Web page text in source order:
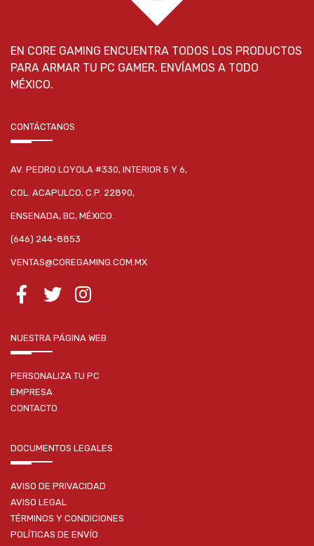
EN CORE GAMING ENCUENTRA TODOS LOS PRODUCTOS
PARA ARMAR TU PC GAMER, ENVÍAMOS A TODO
MÉXICO.
CONTÁCTANOS
AV. PEDRO LOYOLA #330, INTERIOR 5 Y 6,
COL. ACAPULCO, C.P. 22890,
ENSENADA, BC, MÉXICO.
(646) 244-8853
VENTAS@COREGAMING.COM.MX
NUESTRA PÁGINA WEB
PERSONALIZA TU PC
EMPRESA
CONTACTO
DOCUMENTOS LEGALES
AVISO DE PRIVACIDAD
AVISO LEGAL
TÉRMINOS Y CONDICIONES
POLÍTICAS DE ENVÍO